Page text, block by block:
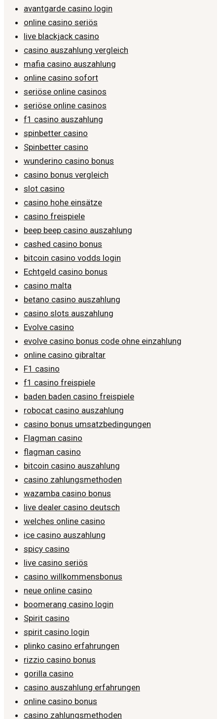
avantgarde casino login
online casino seriös
live blackjack casino
casino auszahlung vergleich
mafia casino auszahlung
online casino sofort
seriöse online casinos
seriöse online casinos
f1 casino auszahlung
spinbetter casino
Spinbetter casino
wunderino casino bonus
casino bonus vergleich
slot casino
casino hohe einsätze
casino freispiele
beep beep casino auszahlung
cashed casino bonus
bitcoin casino vodds login
Echtgeld casino bonus
casino malta
betano casino auszahlung
casino slots auszahlung
Evolve casino
evolve casino bonus code ohne einzahlung
online casino gibraltar
F1 casino
f1 casino freispiele
baden baden casino freispiele
robocat casino auszahlung
casino bonus umsatzbedingungen
Flagman casino
flagman casino
bitcoin casino auszahlung
casino zahlungsmethoden
wazamba casino bonus
live dealer casino deutsch
welches online casino
ice casino auszahlung
spicy casino
live casino seriös
casino willkommensbonus
neue online casino
boomerang casino login
Spirit casino
spirit casino login
plinko casino erfahrungen
rizzio casino bonus
gorilla casino
casino auszahlung erfahrungen
online casino bonus
casino zahlungsmethoden